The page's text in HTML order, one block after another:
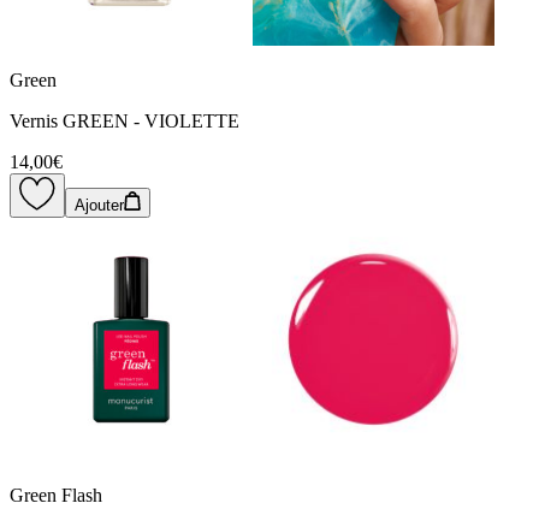
Green
Vernis GREEN - VIOLETTE
14,00€
Ajouter
Green Flash